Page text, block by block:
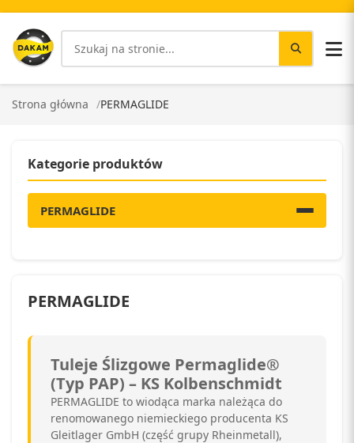
Strona główna PERMAGLIDE
Kategorie produktów
PERMAGLIDE
PERMAGLIDE
Tuleje Ślizgowe Permaglide®
(Typ PAP) – KS Kolbenschmidt
PERMAGLIDE to wiodąca marka należąca do
renomowanego niemieckiego producenta KS
Gleitlager GmbH (część grupy Rheinmetall),